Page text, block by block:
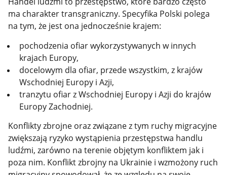
ma charakter transgraniczny. Specyfika Polski polega
na tym, że jest ona jednocześnie krajem:
pochodzenia ofiar wykorzystywanych w innych
krajach Europy,
docelowym dla ofiar, przede wszystkim, z krajów
Wschodniej Europy i Azji,
tranzytu ofiar z Wschodniej Europy i Azji do krajów
Europy Zachodniej.
Konflikty zbrojne oraz związane z tym ruchy migracyjne
zwiększają ryzyko wystąpienia przestępstwa handlu
ludźmi, zarówno na terenie objętym konfliktem jak i
poza nim. Konflikt zbrojny na Ukrainie i wzmożony ruch